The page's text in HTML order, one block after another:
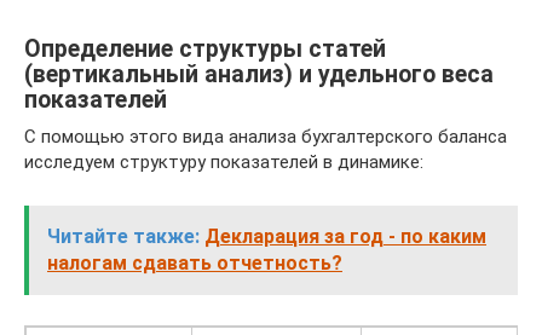
Определение структуры статей
(вертикальный анализ) и удельного веса
показателей
С помощью этого вида анализа бухгалтерского баланса
исследуем структуру показателей в динамике:
Читайте также: Декларация за год - по каким
налогам сдавать отчетность?